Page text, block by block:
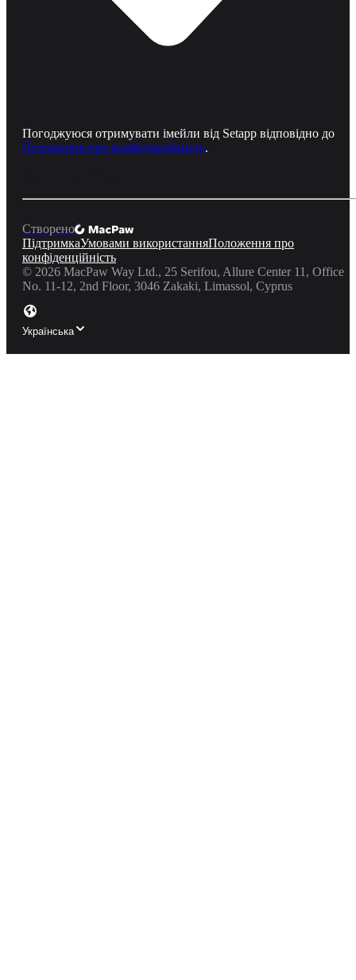
Погоджуюся отримувати імейли від Setapp відповідно до
Положення про конфіденційність.
Створено
ПідтримкаУмовами використанняПоложення про
конфіденційність
© 2026 MacPaw Way Ltd., 25 Serifou, Allure Center 11, Office
No. 11-12, 2nd Floor, 3046 Zakaki, Limassol, Cyprus
Українська